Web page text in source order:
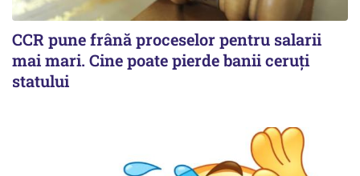
CCR pune frână proceselor pentru salarii
mai mari. Cine poate pierde banii ceruți
statului